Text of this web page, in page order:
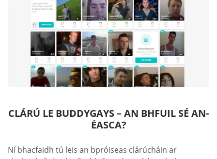
CLÁRÚ LE BUDDYGAYS – AN BHFUIL SÉ AN-
ÉASCA?
Ní bhacfaidh tú leis an bpróiseas clárúcháin ar